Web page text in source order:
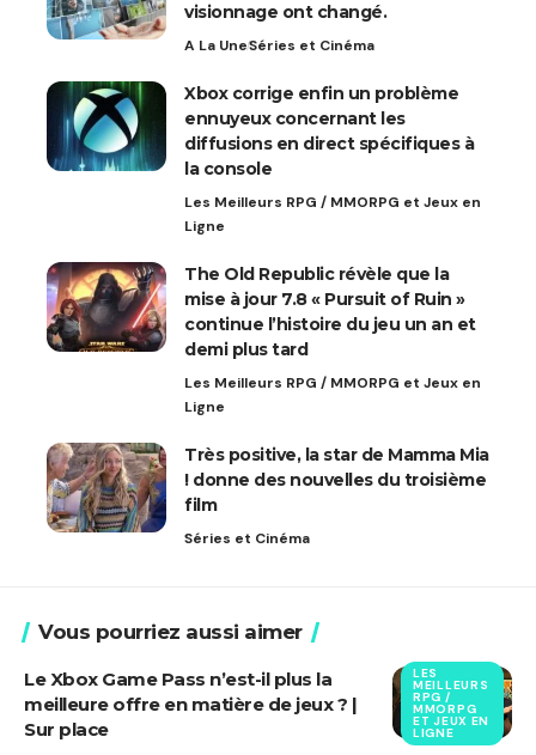
visionnage ont changé.
A La UneSéries et Cinéma
Xbox corrige enfin un problème
ennuyeux concernant les
diffusions en direct spécifiques à
la console
Les Meilleurs RPG / MMORPG et Jeux en
Ligne
The Old Republic révèle que la
mise à jour 7.8 « Pursuit of Ruin »
continue l’histoire du jeu un an et
demi plus tard
Les Meilleurs RPG / MMORPG et Jeux en
Ligne
Très positive, la star de Mamma Mia
! donne des nouvelles du troisième
film
Séries et Cinéma
Vous pourriez aussi aimer
LES
MEILLEURS
RPG /
MMORPG
ET JEUX EN
LIGNE
Le Xbox Game Pass n’est-il plus la
meilleure offre en matière de jeux ? |
Sur place